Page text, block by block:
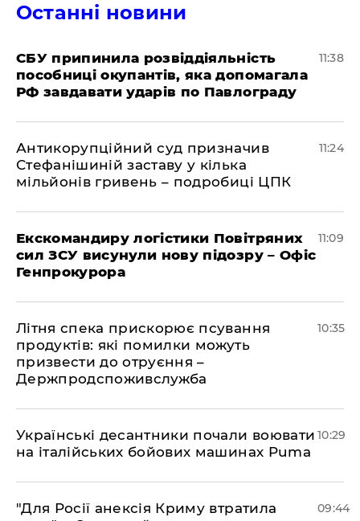
Останні новини
СБУ припинила розвіддіяльність
пособниці окупантів, яка допомагала
РФ завдавати ударів по Павлограду
11:38
Антикорупційний суд призначив
Стефанішиній заставу у кілька
мільйонів гривень – подробиці ЦПК
11:24
Екскомандиру логістики Повітряних
сил ЗСУ висунули нову підозру – Офіс
Генпрокурора
11:09
Літня спека прискорює псування
продуктів: які помилки можуть
призвести до отруєння –
Держпродспоживслужба
10:35
Українські десантники почали воювати
на італійських бойових машинах Puma
10:29
"Для Росії анексія Криму втратила
09:44